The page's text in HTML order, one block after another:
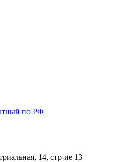
по РФ
14, стр-ие 13